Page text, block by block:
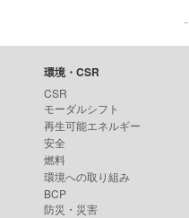
環境・CSR
CSR
モーダルシフト
再生可能エネルギー
安全
燃料
環境への取り組み
BCP
防災・災害